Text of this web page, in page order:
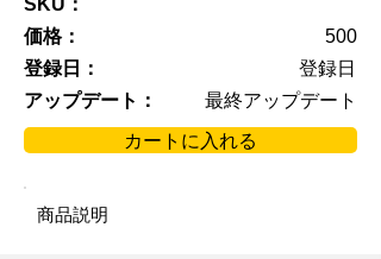
価格：
500
登録日：
登録日
アップデート：
最終アップデート
カートに入れる
商品説明